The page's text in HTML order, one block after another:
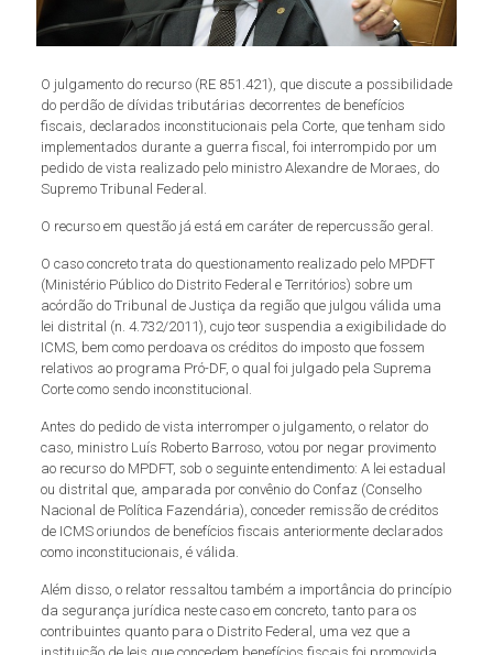
O julgamento do recurso (RE 851.421), que discute a possibilidade
do perdão de dívidas tributárias decorrentes de benefícios
fiscais, declarados inconstitucionais pela Corte, que tenham sido
implementados durante a guerra fiscal, foi interrompido por um
pedido de vista realizado pelo ministro Alexandre de Moraes, do
Supremo Tribunal Federal.
O recurso em questão já está em caráter de repercussão geral.
O caso concreto trata do questionamento realizado pelo MPDFT
(Ministério Público do Distrito Federal e Territórios) sobre um
acórdão do Tribunal de Justiça da região que julgou válida uma
lei distrital (n. 4.732/2011), cujo teor suspendia a exigibilidade do
ICMS, bem como perdoava os créditos do imposto que fossem
relativos ao programa Pró-DF, o qual foi julgado pela Suprema
Corte como sendo inconstitucional.
Antes do pedido de vista interromper o julgamento, o relator do
caso, ministro Luís Roberto Barroso, votou por negar provimento
ao recurso do MPDFT, sob o seguinte entendimento: A lei estadual
ou distrital que, amparada por convênio do Confaz (Conselho
Nacional de Política Fazendária), conceder remissão de créditos
de ICMS oriundos de benefícios fiscais anteriormente declarados
como inconstitucionais, é válida.
Além disso, o relator ressaltou também a importância do princípio
da segurança jurídica neste caso em concreto, tanto para os
contribuintes quanto para o Distrito Federal, uma vez que a